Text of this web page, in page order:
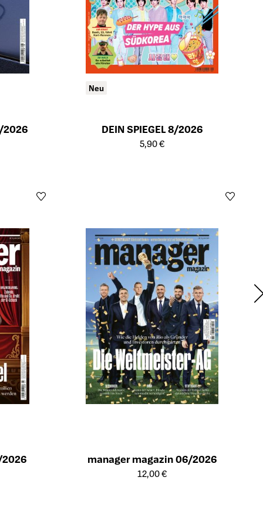
2026
Neu
DEIN SPIEGEL 8/2026
Öffnet die Detailseite des Produkts
5,90 €
2026 manager magazin 06/2026
Öffnet die Detailseite des Produkts
12,00 €